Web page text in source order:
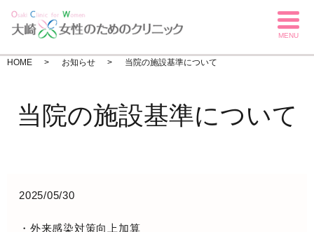
MENU
HOME お知らせ 当院の施設基準について
当院の施設基準について
2025/05/30
・外来感染対策向上加算